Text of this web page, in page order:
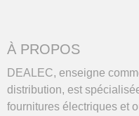
À PROPOS
DEALEC, enseigne
distribution, est
fournitures électriques et